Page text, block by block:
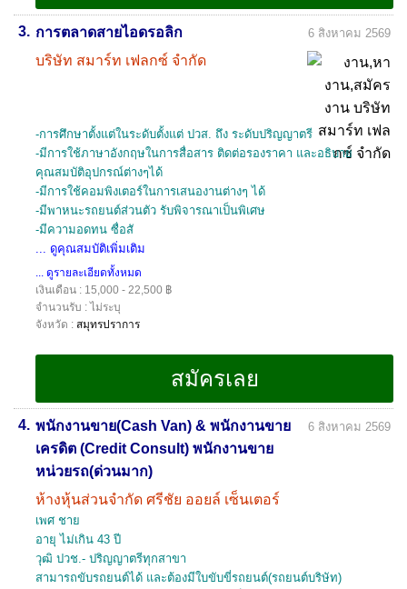
3. การตลาดสายไอดรอลิก
บริษัท สมาร์ท เฟลกซ์ จำกัด
6 สิงหาคม 2569
-การศึกษาตั้งแต่ในระดับตั้งแต่ ปวส. ถึง ระดับปริญญาตรี
-มีการใช้ภาษาอังกฤษในการสื่อสาร ติดต่อรองราคา และอธิบาย
คุณสมบัติอุปกรณ์ต่างๆได้
-มีการใช้คอมพิงเตอร์ในการเสนองานต่างๆ ได้
-มีพาหนะรถยนต์ส่วนตัว รับพิจารณาเป็นพิเศษ
-มีความอดทน ซื่อสั
... ดูคุณสมบัติเพิ่มเติม
... ดูรายละเอียดทั้งหมด
เงินเดือน : 15,000 - 22,500 ฿
จำนวนรับ : ไม่ระบุ
จังหวัด : สมุทรปราการ
4. พนักงานขาย(Cash Van) & พนักงานขาย
เครดิต (Credit Consult) พนักงานขาย
หน่วยรถ(ด่วนมาก)
ห้างหุ้นส่วนจำกัด ศรีชัย ออยล์ เซ็นเตอร์
6 สิงหาคม 2569
เพศ ชาย
อายุ ไม่เกิน 43 ปี
วุฒิ ปวช.- ปริญญาตรีทุกสาขา
สามารถขับรถยนต์ได้ และต้องมีใบขับขี่รถยนต์(รถยนต์บริษัท)